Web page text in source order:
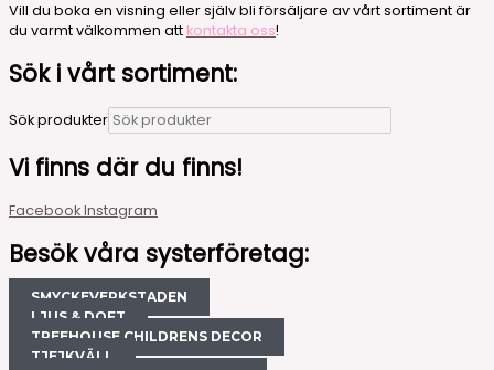
Vill du boka en visning eller själv bli försäljare av vårt sortiment är
du varmt välkommen att kontakta oss!
Sök i vårt sortiment:
Sök produkter
Vi finns där du finns!
FacebookInstagram
Besök våra systerföretag:
SMYCKEVERKSTADEN
LJUS & DOFT
TREEHOUSE CHILDRENS DECOR
TJEJKVÄLL